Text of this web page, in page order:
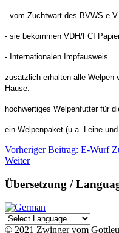
- vom Zuchtwart des BVWS
- sie bekommen VDH/FCI
- Internationalen Impfausweis
zusätzlich erhalten alle Welpen
Hause:
hochwertiges Welpenfutter für
ein Welpenpaket (u.a. Leine
Vorheriger Beitrag: E-Wurf
Weiter
Übersetzung /
© 2021 Zwinger vom